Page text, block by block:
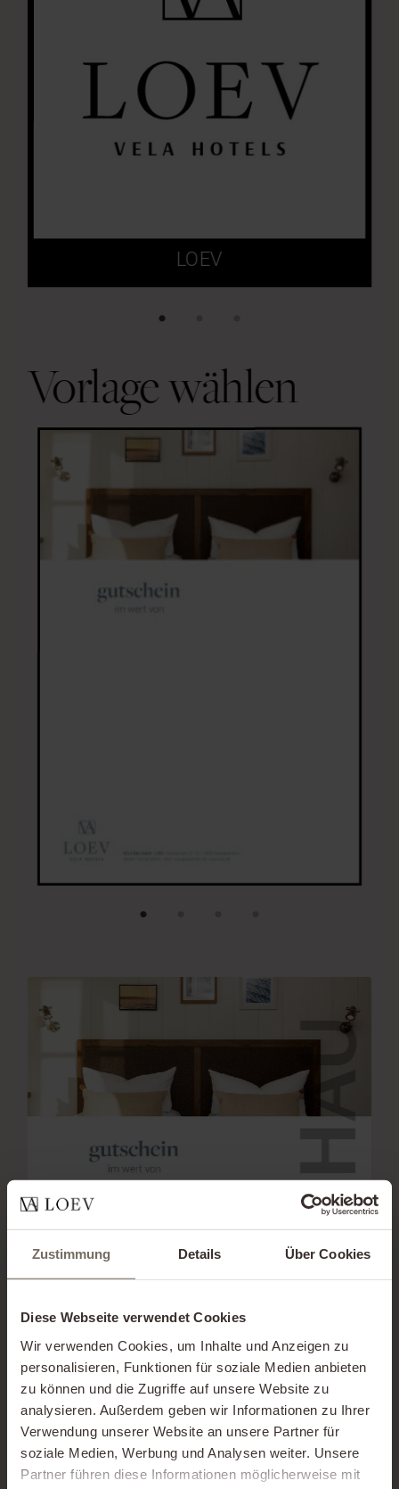
Zustimmung Details Über Cookies
Diese Webseite verwendet Cookies
Wir verwenden Cookies, um Inhalte und Anzeigen zu
personalisieren, Funktionen für soziale Medien anbieten
zu können und die Zugriffe auf unsere Website zu
analysieren. Außerdem geben wir Informationen zu Ihrer
Verwendung unserer Website an unsere Partner für
soziale Medien, Werbung und Analysen weiter. Unsere
Partner führen diese Informationen möglicherweise mit